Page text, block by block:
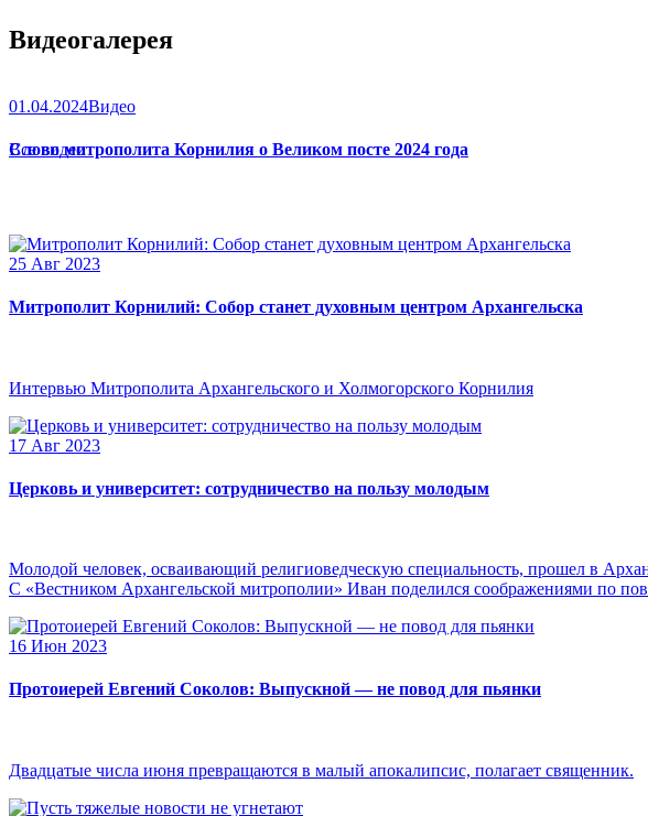
Видеогалерея
01.04.2024Видео
Слово митрополита Корнилия о Великом посте 2024 года
Все видео
25 Авг 2023
Митрополит Корнилий: Собор станет духовным центром Архангельска
Интервью Митрополита Архангельского и Холмогорского Корнилия
17 Авг 2023
Церковь и университет: сотрудничество на пользу молодым
Молодой человек, осваивающий религиоведческую специальность, прошел в
С «Вестником Архангельской митрополии» Иван поделился соображениями по
16 Июн 2023
Протоиерей Евгений Соколов: Выпускной — не повод для пьянки
Двадцатые числа июня превращаются в малый апокалипсис, полагает священник.